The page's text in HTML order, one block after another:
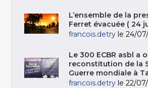
L’ensemble de la
Ferret évacuée ( 24
francois.detry le 24/
Le 300 ECBR asbl a
reconstitution de la
Guerre mondiale à
francois.detry le 22/